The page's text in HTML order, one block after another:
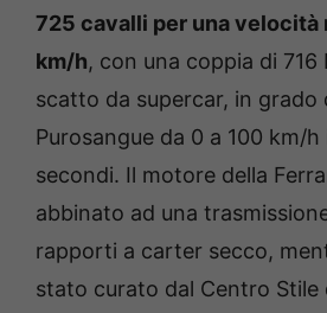
725 cavalli per una velocità
km/h, con una coppia di 716
scatto da supercar, in grado
Purosangue da 0 a 100 km/
secondi. Il motore della
abbinato ad una
rapporti a carter secco,
stato curato dal Centro Stile